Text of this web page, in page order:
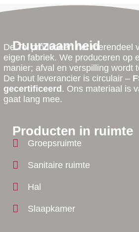
Producten in ruimte
Groepsruimte
Sanitaire ruimte
Hal
Slaapkamer
Duurzaamheid
De Tol produceert het merendeel
eigen fabriek. We produceren op
manier; afval en verspilling wordt
De hout leverancier is circulair –
gecertificeerd . Ons materiaal is
gaat lang mee.